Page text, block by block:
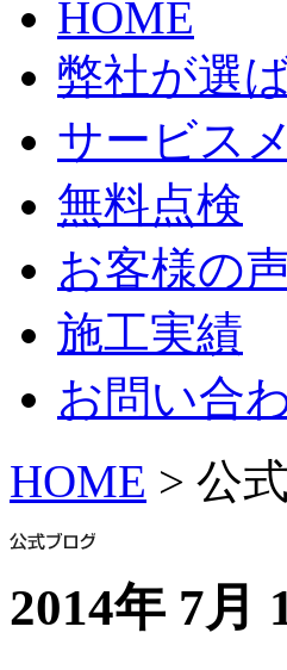
HOME
弊社が選
サービス
無料点検
お客様の
施工実績
お問い合
HOME > 公
2014年 7月